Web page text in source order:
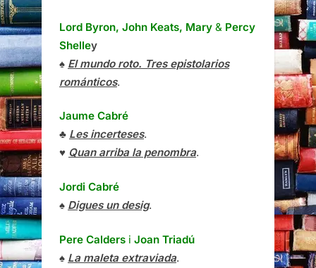
Lord Byron, John Keats, Mary & Percy
Shelley
♠ El mundo roto. Tres epistolarios
románticos.
Jaume Cabré
♣ Les incerteses.
♥ Quan arriba la penombra.
Jordi Cabré
♠ Digues un desig.
Pere Calders i Joan Triadú
♠ La maleta extraviada.